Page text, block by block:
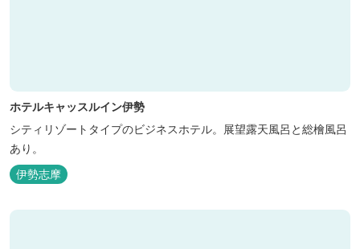
ホテルキャッスルイン伊勢
シティリゾートタイプのビジネスホテル。展望露天風呂と総檜風呂
あり。
伊勢志摩